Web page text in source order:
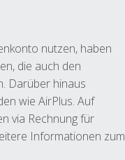
nutzen, haben
die auch den
Darüber hinaus
wie AirPlus. Auf
via Rechnung für
Informationen zum